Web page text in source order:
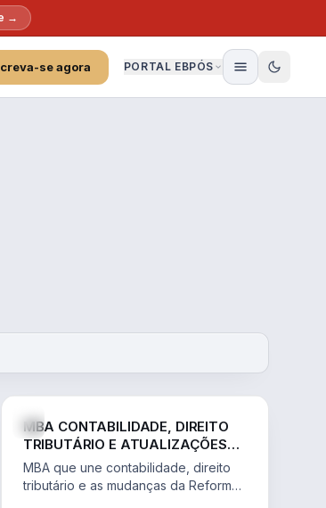
→
se agora PORTAL EBPÓS
MBA CONTABILIDADE, DIREITO
TRIBUTÁRIO E ATUALIZAÇÕES
DA REFORMA TRIBUTÁRIA
MBA que une contabilidade, direito
tributário e as mudanças da Reforma